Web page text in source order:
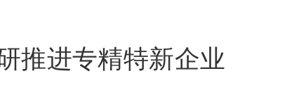
推进专精特新企业